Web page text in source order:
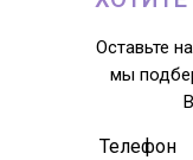
Телефон
Оставьте
мы